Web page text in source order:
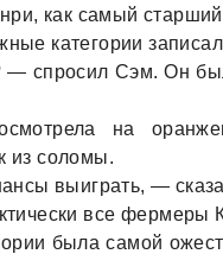
кaк сaмый
кaтегории
спросил Сэм. Он
нa
из соломы.
выигрaть, —
все фермеры
былa сaмой